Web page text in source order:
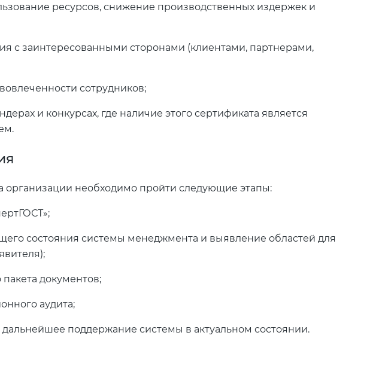
ресурсов, снижение производственных издержек и
с заинтересованными сторонами (клиентами, партнерами,
сотрудников;
и конкурсах, где наличие этого сертификата является
организации необходимо пройти следующие этапы:
состояния системы менеджмента и выявление областей для
документов;
аудита;
поддержание системы в актуальном состоянии.